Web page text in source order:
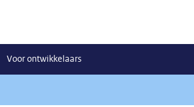
Voor ontwikkelaars